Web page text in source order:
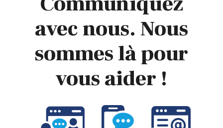
avec nous. Nous
sommes là pour
vous aider !